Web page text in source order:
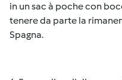
in un sac à poche con
tenere da parte la
Spagna.